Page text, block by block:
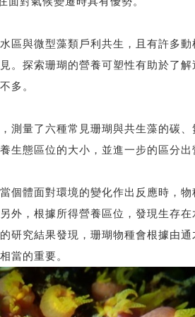
區與微型藻類戶利共生，且有許多
。探索珊瑚的營養可塑性有助於了
多。
測量了六種常見珊瑚與共生藻的碳
生態區位的大小，並進一步的區分出
個體面對環境的變化作出反應時，
外，根據所得營養區位，發現生存
研究結果發現，珊瑚物種會根據
當的重要。